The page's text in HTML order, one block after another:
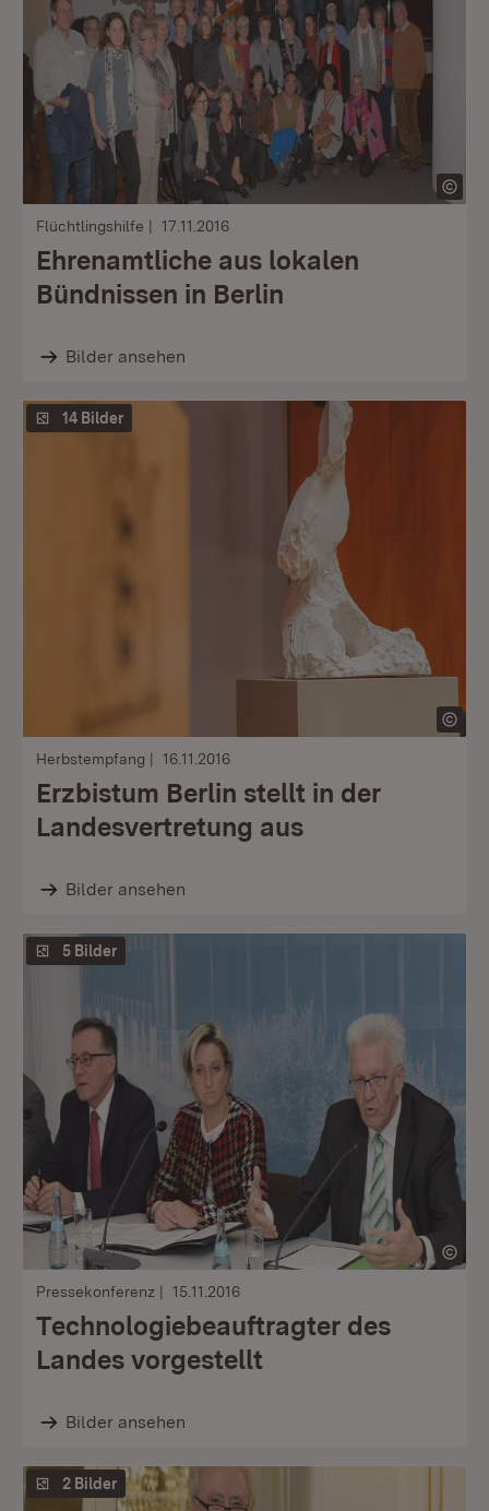
Flüchtlingshilfe 17.11.2016
Ehrenamtliche aus lokalen
Bündnissen in Berlin
Bilder ansehen
14 Bilder
Herbstempfang 16.11.2016
Erzbistum Berlin stellt in der
Landesvertretung aus
Bilder ansehen
5 Bilder
Pressekonferenz 15.11.2016
Technologiebeauftragter des
Landes vorgestellt
Bilder ansehen
2 Bilder